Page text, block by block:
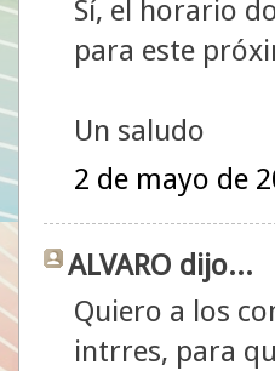
Sí, el horario
para este
Un saludo
2 de mayo de
ALVARO dijo...
Quiero a los
intrres, para